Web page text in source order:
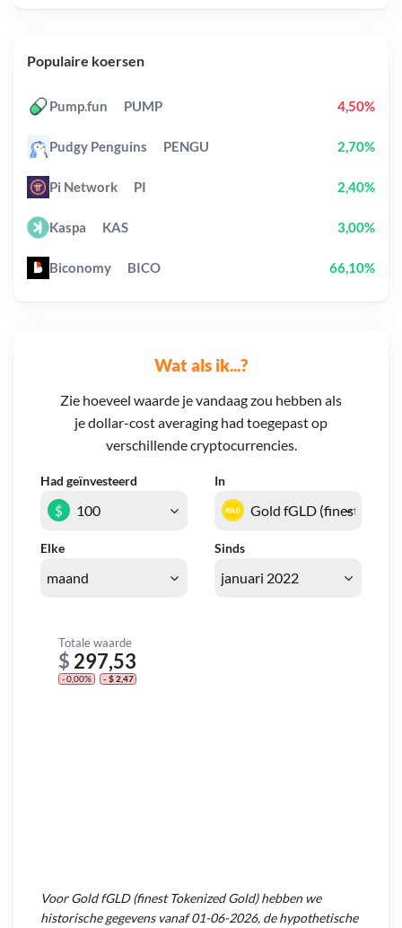
Wat als ik...?
Zie hoeveel waarde je vandaag zou hebben als
je dollar-cost averaging had toegepast op
verschillende cryptocurrencies.
Had geïnvesteerd In
Elke Sinds
$
Totale waarde
$ 297,53
- 0,00% - $ 2,47
VoorGold fGLD (finest Tokenized Gold)hebben we
historische gegevens vanaf01-06-2026, de hypothetische
Populaire koersen
Pump.fun PUMP 4,50%
Pudgy Penguins PENGU 2,70%
Pi Network PI 2,40%
Kaspa KAS 3,00%
Biconomy BICO 66,10%